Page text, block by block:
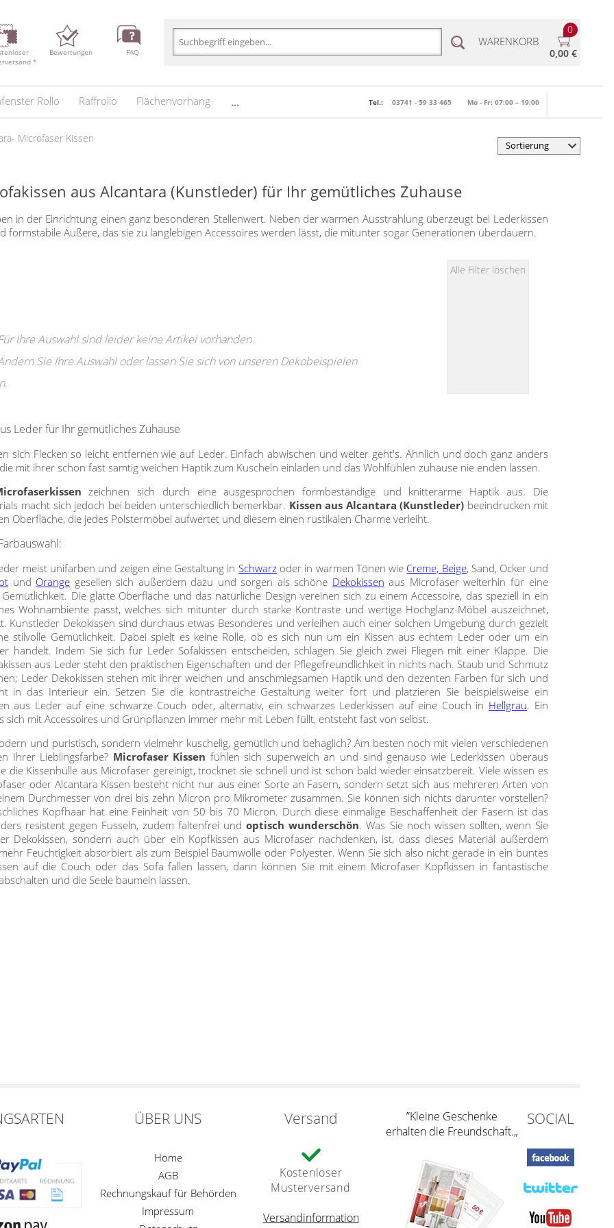
*
Bewertungen FAQ
0
WARENKORB
0,00 €
Rollo Raffrollo Flächenvorhang ... Tel.: 03741 - 59 33 465 Mo - Fr: 07:00 – 19:00
Microfaser Kissen
aus Alcantara (Kunstleder) für Ihr gemütliches Zuhause
in der Einrichtung einen ganz besonderen Stellenwert. Neben der warmen Ausstrahlung überzeugt bei Lederkissen
formstabile Äußere, das sie zu langlebigen Accessoires werden lässt, die mitunter sogar Generationen überdauern.
Ihre Auswahl sind leider keine Artikel vorhanden.
Sie Ihre Auswahl oder lassen Sie sich von unseren Dekobeispielen
Alle Filter löschen
Leder für Ihr gemütliches Zuhause
sich Flecken so leicht entfernen wie auf Leder. Einfach abwischen und weiter geht's. Ähnlich und doch ganz anders
mit ihrer schon fast samtig weichen Haptik zum Kuscheln einladen und das Wohlfühlen zuhause nie enden lassen.
zeichnen sich durch eine ausgesprochen formbeständige und knitterarme Haptik aus. Die
macht sich jedoch bei beiden unterschiedlich bemerkbar. Kissen aus Alcantara (Kunstleder) beeindrucken mit
Oberfläche, die jedes Polstermöbel aufwertet und diesem einen rustikalen Charme verleiht.
meist unifarben und zeigen eine Gestaltung in Schwarzoder in warmen Tönen wie Creme, Beige, Sand, Ocker und
und Orange gesellen sich außerdem dazu und sorgen als schöne Dekokissen aus Microfaser weiterhin für eine
Die glatte Oberfläche und das natürliche Design vereinen sich zu einem Accessoire, das speziell in ein
Wohnambiente passt, welches sich mitunter durch starke Kontraste und wertige Hochglanz-Möbel auszeichnet,
Kunstleder Dekokissen sind durchaus etwas Besonderes und verleihen auch einer solchen Umgebung durch gezielt
stilvolle Gemütlichkeit. Dabei spielt es keine Rolle, ob es sich nun um ein Kissen aus echtem Leder oder um ein
handelt. Indem Sie sich für Leder Sofakissen entscheiden, schlagen Sie gleich zwei Fliegen mit einer Klappe. Die
aus Leder steht den praktischen Eigenschaften und der Pflegefreundlichkeit in nichts nach. Staub und Schmutz
Leder Dekokissen stehen mit ihrer weichen und anschmiegsamen Haptik und den dezenten Farben für sich und
in das Interieur ein. Setzen Sie die kontrastreiche Gestaltung weiter fort und platzieren Sie beispielsweise ein
aus Leder auf eine schwarze Couch oder, alternativ, ein schwarzes Lederkissen auf eine Couch in Hellgrau. Ein
sich mit Accessoires und Grünpflanzen immer mehr mit Leben füllt, entsteht fast von selbst.
und puristisch, sondern vielmehr kuschelig, gemütlich und behaglich? Am besten noch mit vielen verschiedenen
Ihrer Lieblingsfarbe? Microfaser Kissen fühlen sich superweich an und sind genauso wie Lederkissen überaus
die Kissenhülle aus Microfaser gereinigt, trocknet sie schnell und ist schon bald wieder einsatzbereit. Viele wissen es
oder Alcantara Kissen besteht nicht nur aus einer Sorte an Fasern, sondern setzt sich aus mehreren Arten von
Durchmesser von drei bis zehn Micron pro Mikrometer zusammen. Sie können sich nichts darunter vorstellen?
Kopfhaar hat eine Feinheit von 50 bis 70 Micron. Durch diese einmalige Beschaffenheit der Fasern ist das
resistent gegen Fusseln, zudem faltenfrei undoptisch wunderschön. Was Sie noch wissen sollten, wenn Sie
Dekokissen, sondern auch über ein Kopfkissen aus Microfaser nachdenken, ist, dass dieses Material außerdem
Feuchtigkeit absorbiert als zum Beispiel Baumwolle oder Polyester. Wenn Sie sich also nicht gerade in ein buntes
auf die Couch oder das Sofa fallen lassen, dann können Sie mit einem Microfaser Kopfkissen in fantastische
und die Seele baumeln lassen.
ÜBER UNS
Home
AGB
Rechnungskauf für Behörden
Impressum
Versand
Kostenloser
Musterversand
Versandinformation
”Kleine Geschenke
erhalten die Freundschaft.„
SOCIAL